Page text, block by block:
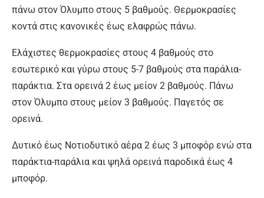
πάνω στον Όλυμπο στους 5 βαθμούς. Θερμοκρασίες
κοντά στις κανονικές έως ελαφρώς πάνω.
Ελάχιστες θερμοκρασίες στους 4 βαθμούς στο
εσωτερικό και γύρω στους 5-7 βαθμούς στα παράλια-
παράκτια. Στα ορεινά 2 έως μείον 2 βαθμούς. Πάνω
στον Όλυμπο στους μείον 3 βαθμούς. Παγετός σε
ορεινά.
Δυτικό έως Νοτιοδυτικό αέρα 2 έως 3 μποφόρ ενώ στα
παράκτια-παράλια και ψηλά ορεινά παροδικά έως 4
μποφόρ.